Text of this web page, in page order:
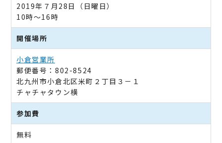
2019年７月28日（日曜日）
10時～16時
開催場所
小倉営業所
郵便番号：802-8524
北九州市小倉北区米町２丁目３－１
チャチャタウン横
参加費
無料